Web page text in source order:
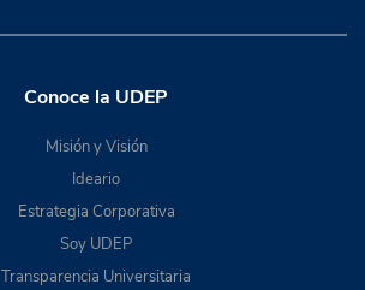
Conoce la UDEP
Misión y Visión
Ideario
Estrategia Corporativa
Soy UDEP
Transparencia Universitaria